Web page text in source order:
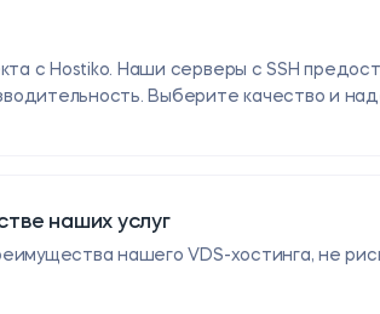
наших услуг
нашего VDS-хостинга, не
с Hostiko. Наши серверы с SSH
Выберите качество и